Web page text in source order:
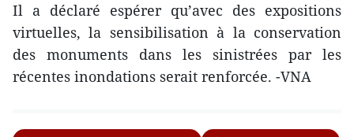
Il a déclaré espérer qu’avec des expositions
virtuelles, la sensibilisation à la conservation
des monuments dans les sinistrées par les
récentes inondations serait renforcée. -VNA